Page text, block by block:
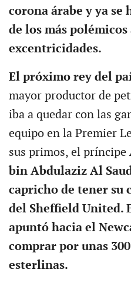
corona árabe y ya se
de los más polémicos
excentricidades.
El próximo rey del
mayor productor de
iba a quedar con las
equipo en la Premier
sus primos, el príncipe
bin Abdulaziz Al
capricho de tener su
del Sheffield United.
apuntó hacia el
comprar por unas
esterlinas.